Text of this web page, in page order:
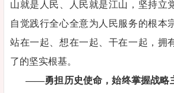
山就是人民、人民就是江山，坚持立
自觉践行全心全意为人民服务的根本
站在一起、想在一起、干在一起，拥
了的坚实根基。
——勇担历史使命，始终掌握战略